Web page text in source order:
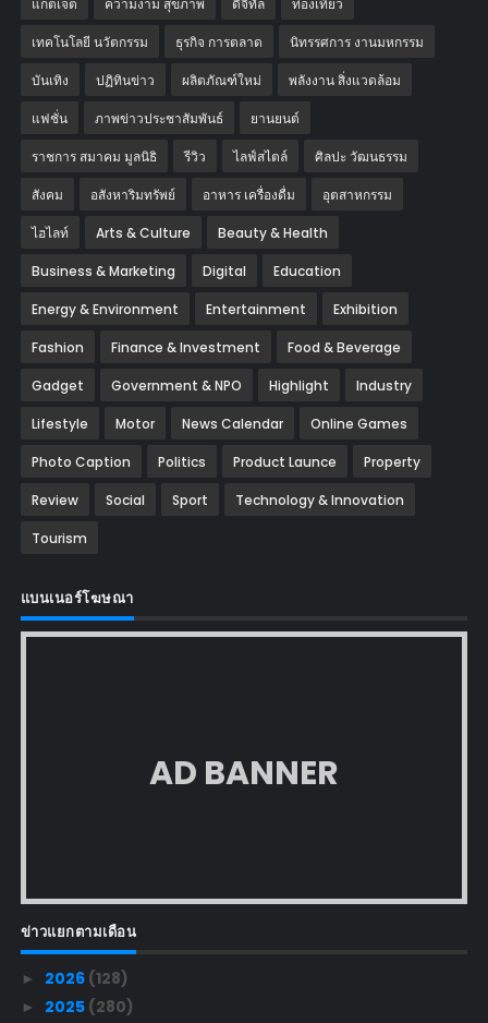
แก็ตเจ็ต ความงาม สุขภาพ ดิจิทัล ท่องเที่ยว
เทคโนโลยี นวัตกรรม ธุรกิจ การตลาด นิทรรศการ งานมหกรรม
บันเทิง ปฏิทินข่าว ผลิตภัณฑ์ใหม่ พลังงาน สิ่งแวดล้อม
แฟชั่น ภาพข่าวประชาสัมพันธ์ ‎ยานยนต์‎
ราชการ สมาคม มูลนิธิ รีวิว ไลฟ์สไตล์ ศิลปะ วัฒนธรรม
สังคม อสังหาริมทรัพย์ อาหาร เครื่องดื่ม อุตสาหกรรม
ไฮไลท์ Arts & Culture Beauty & Health
Business & Marketing Digital Education
Energy & Environment Entertainment Exhibition
Fashion Finance & Investment Food & Beverage
Gadget Government & NPO Highlight Industry
Lifestyle Motor News Calendar Online Games
Photo Caption Politics Product Launce Property
Review Social Sport Technology & Innovation
Tourism
แบนเนอร์โฆษณา
AD BANNER
ข่าวแยกตามเดือน
► 2026 (128)
► 2025 (280)